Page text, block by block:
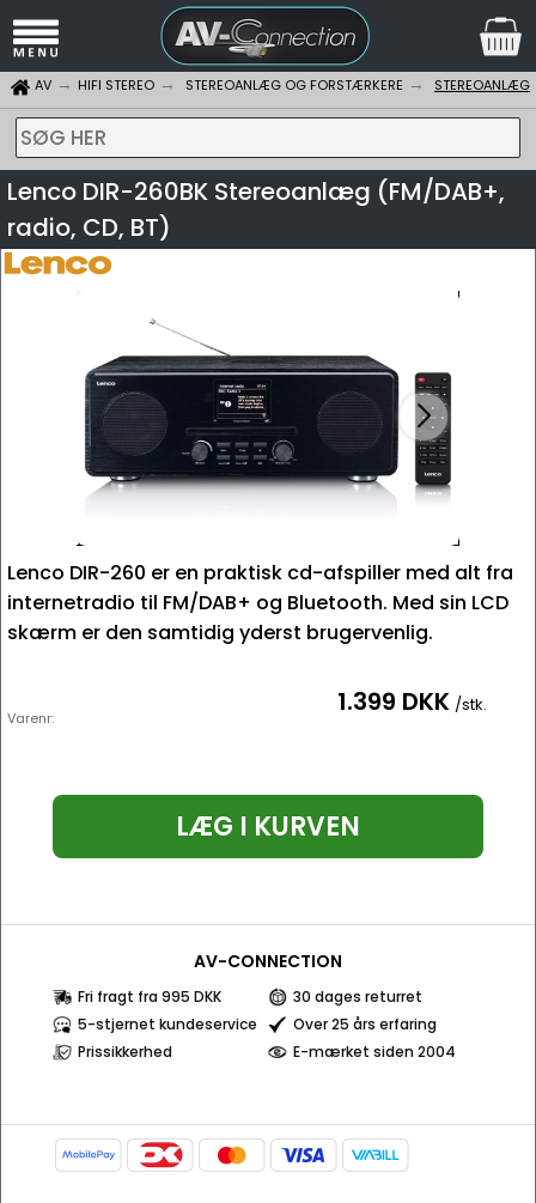
AV HIFI STEREO STEREOANLÆG OG FORSTÆRKERE STEREOANLÆG
SØG HER
Lenco DIR-260BK Stereoanlæg (FM/DAB+,
radio, CD, BT)
Lenco DIR-260 er en praktisk cd-afspiller med alt fra
internetradio til FM/DAB+ og Bluetooth. Med sin LCD
skærm er den samtidig yderst brugervenlig.
Varenr: 1.399 DKK /stk.
LÆG I KURVEN
AV-CONNECTION
Fri fragt fra 995 DKK
30 dages returret
5-stjernet kundeservice
Over 25 års erfaring
Prissikkerhed
E-mærket siden 2004